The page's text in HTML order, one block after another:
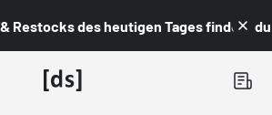
Restocks des heutigen Tages findest du